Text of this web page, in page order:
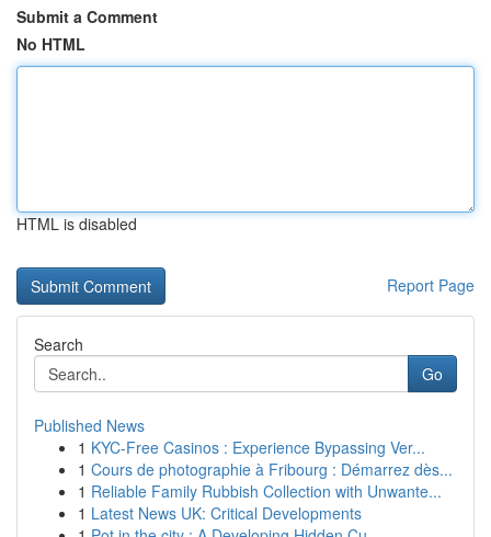
Submit a Comment
No HTML
HTML is disabled
Report Page
Search
Go
Published News
1 KYC-Free Casinos : Experience Bypassing Ver...
1 Cours de photographie à Fribourg : Démarrez dès...
1 Reliable Family Rubbish Collection with Unwante...
1 Latest News UK: Critical Developments